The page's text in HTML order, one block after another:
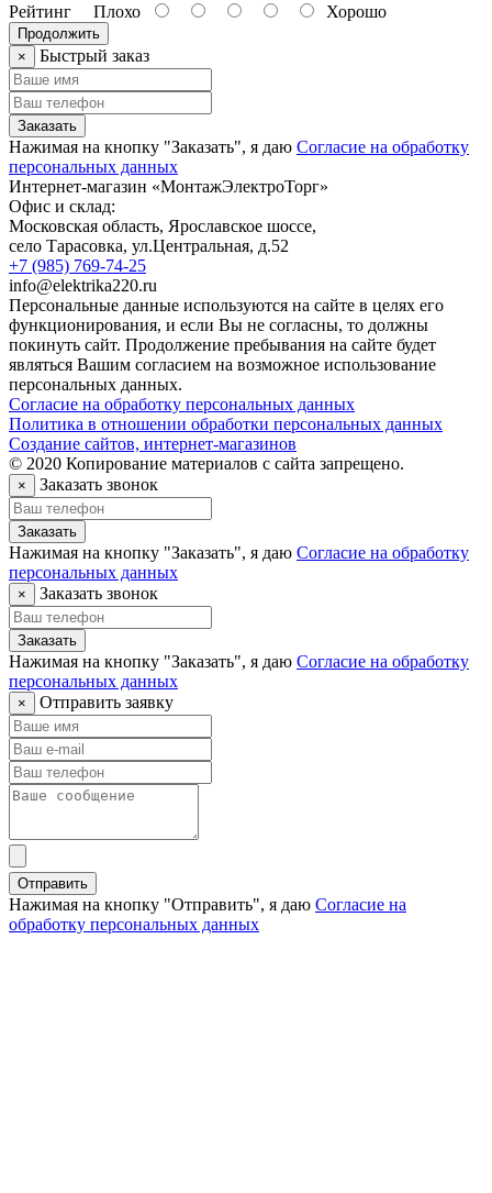
Рейтинг Плохо Хорошо
Продолжить
×
Быстрый заказ
Заказать
Нажимая на кнопку "Заказать", я даю Согласие на обработку
персональных данных
Интернет-магазин «МонтажЭлектроТорг»
Офис и склад:
Московская область, Ярославское шоссе,
село Тарасовка, ул.Центральная, д.52
+7 (985) 769-74-25
info@elektrika220.ru
Персональные данные используются на сайте в целях его
функционирования, и если Вы не согласны, то должны
покинуть сайт. Продолжение пребывания на сайте будет
являться Вашим согласием на возможное использование
персональных данных.
Согласие на обработку персональных данных
Политика в отношении обработки персональных данных
Создание сайтов, интернет-магазинов
© 2020 Копирование материалов с сайта запрещено.
× Заказать звонок
Заказать
Нажимая на кнопку "Заказать", я даю Согласие на обработку
персональных данных
× Заказать звонок
Заказать
Нажимая на кнопку "Заказать", я даю Согласие на обработку
персональных данных
× Отправить заявку
Отправить
Нажимая на кнопку "Отправить", я даю Согласие на
обработку персональных данных